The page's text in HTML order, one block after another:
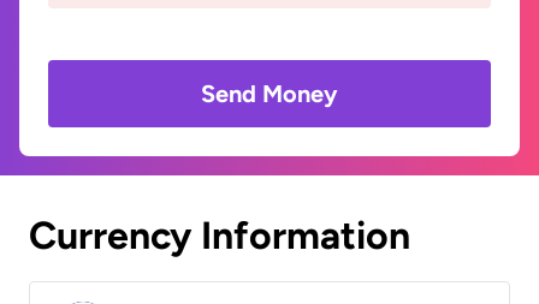
Send Money
Currency Information